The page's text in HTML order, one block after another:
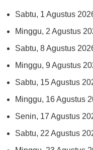
Sabtu, 1 Agustus
Minggu, 2 Agustus
Sabtu, 8 Agustus
Minggu, 9 Agustus
Sabtu, 15 Agustus
Minggu, 16 Agustus
Senin, 17 Agustus
Sabtu, 22 Agustus